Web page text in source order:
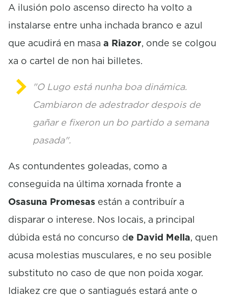
A ilusión polo ascenso directo ha volto a
instalarse entre unha inchada branco e azul
que acudirá en masa a Riazor, onde se colgou
xa o cartel de non hai billetes.
"O Lugo está nunha boa dinámica.
Cambiaron de adestrador despois de
gañar e fixeron un bo partido a semana
pasada".
As contundentes goleadas, como a
conseguida na última xornada fronte a
Osasuna Promesas están a contribuír a
disparar o interese. Nos locais, a principal
dúbida está no concurso de David Mella, quen
acusa molestias musculares, e no seu posible
substituto no caso de que non poida xogar.
Idiakez cre que o santiagués estará ante o